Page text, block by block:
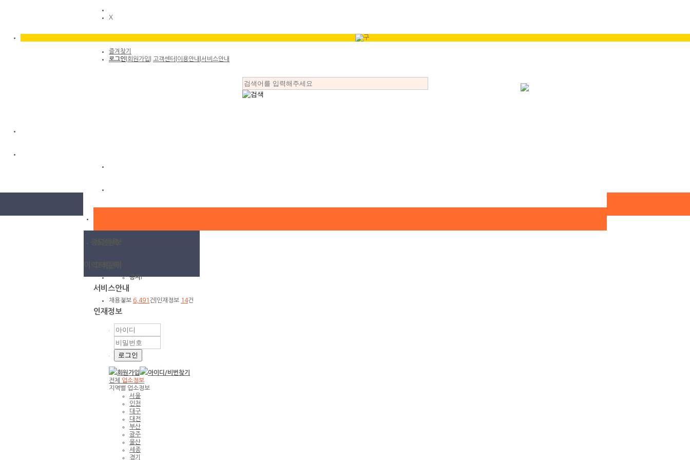
X
즐겨찾기
로그인 회원가입 고객센터 이용안내 서비스안내
서비스안내
인재정보
공지l
채용정보 6,491 건 인재정보 14건
회원가입 아이디/비번찾기
전체 업소정보
지역별 업소정보
서울
인천
대구
대전
부산
광주
울산
세종
경기